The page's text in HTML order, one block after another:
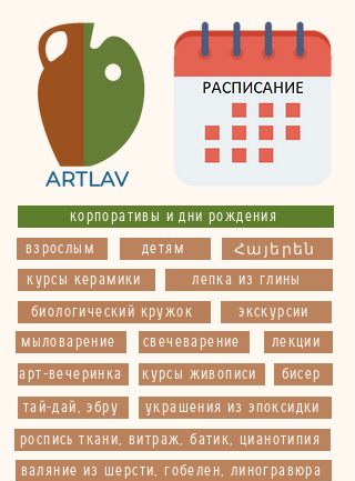
корпоративы и дни рождения
детям
взрослым Հայերեն
украшения из эпоксидки
мыловарение свечеварение
арт-вечеринка бисер
тай-дай, эбру
экскурсии
лепка из глины
роспись ткани, витраж, батик, цианотипия
курсы живописи
лекции
биологический кружок
курсы керамики
валяние из шерсти, гобелен, линогравюра